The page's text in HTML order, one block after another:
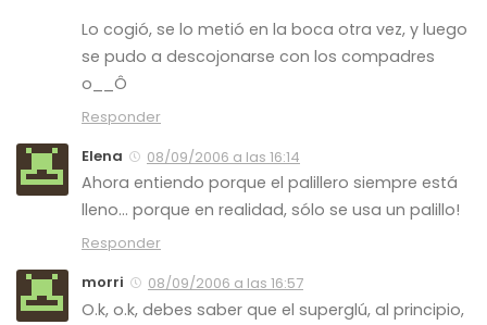
Lo cogió, se lo metió en la boca otra vez, y luego
se pudo a descojonarse con los compadres
o__Ô
Responder
Elena
08/09/2006 a las 16:14
Ahora entiendo porque el palillero siempre está
lleno… porque en realidad, sólo se usa un palillo!
Responder
morri
08/09/2006 a las 16:57
O.k, o.k, debes saber que el superglú, al principio,